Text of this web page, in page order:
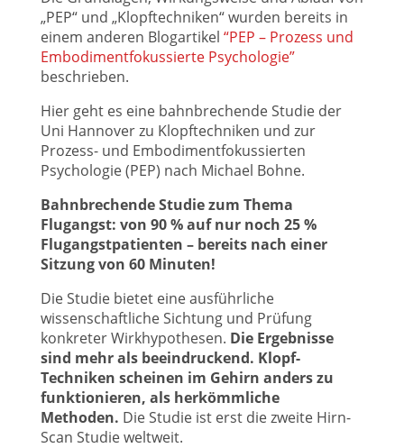
„PEP“ und „Klopftechniken“ wurden bereits in
einem anderen Blogartikel “PEP – Prozess und
Embodimentfokussierte Psychologie”
beschrieben.
Hier geht es eine bahnbrechende Studie der
Uni Hannover zu Klopftechniken und zur
Prozess- und Embodimentfokussierten
Psychologie (PEP) nach Michael Bohne.
Bahnbrechende Studie zum Thema
Flugangst: von 90 % auf nur noch 25 %
Flugangstpatienten – bereits nach einer
Sitzung von 60 Minuten!
Die Studie bietet eine ausführliche
wissenschaftliche Sichtung und Prüfung
konkreter Wirkhypothesen. Die Ergebnisse
sind mehr als beeindruckend. Klopf-
Techniken scheinen im Gehirn anders zu
funktionieren, als herkömmliche
Methoden. Die Studie ist erst die zweite Hirn-
Scan Studie weltweit.